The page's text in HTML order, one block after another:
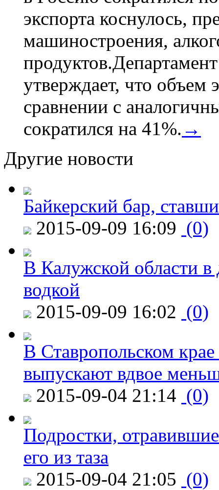
экспорта коснулось,
машиностроения,
утверждает, что объем
сравнении с
сократился на 41%. →
Другие новости
Байкерский бар,
2015-09-09 16:09 (0)
В Калужской области в
водкой
2015-09-09 16:02 (0)
В Ставропольском
выпускают вдвое
2015-09-04 21:14 (0)
Подростки,
его из таза
2015-09-04 21:05 (0)